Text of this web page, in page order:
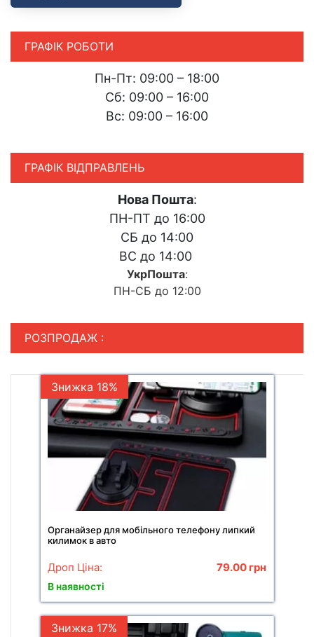
ГРАФІК РОБОТИ
Пн-Пт: 09:00 – 18:00
Сб: 09:00 – 16:00
Вс: 09:00 – 16:00
ГРАФІК ВІДПРАВЛЕНЬ
Нова Пошта:
ПН-ПТ до 16:00
СБ до 14:00
ВС до 14:00
УкрПошта:
ПН-СБ до 12:00
РОЗПРОДАЖ :
Знижка 18%
Органайзер для мобільного телефону липкий
килимок в авто
Дроп Ціна: 79.00 грн
В наявності
Знижка 17%